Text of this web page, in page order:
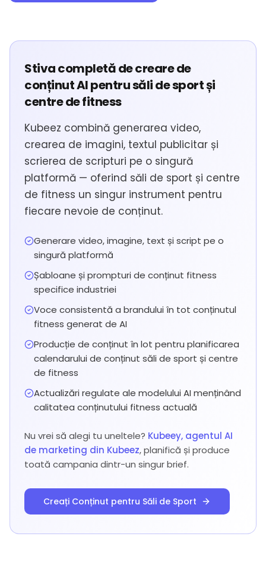
Stiva completă de creare de
conținut AI pentru săli de sport și
centre de fitness
Kubeez combină generarea video,
crearea de imagini, textul publicitar și
scrierea de scripturi pe o singură
platformă — oferind săli de sport și centre
de fitness un singur instrument pentru
fiecare nevoie de conținut.
Generare video, imagine, text și script pe o
singură platformă
Șabloane și prompturi de conținut fitness
specifice industriei
Voce consistentă a brandului în tot conținutul
fitness generat de AI
Producție de conținut în lot pentru planificarea
calendarului de conținut săli de sport și centre
de fitness
Actualizări regulate ale modelului AI menținând
calitatea conținutului fitness actuală
Nu vrei să alegi tu uneltele? Kubeey, agentul AI
de marketing din Kubeez, planifică și produce
toată campania dintr-un singur brief.
Creați Conținut pentru Săli de Sport